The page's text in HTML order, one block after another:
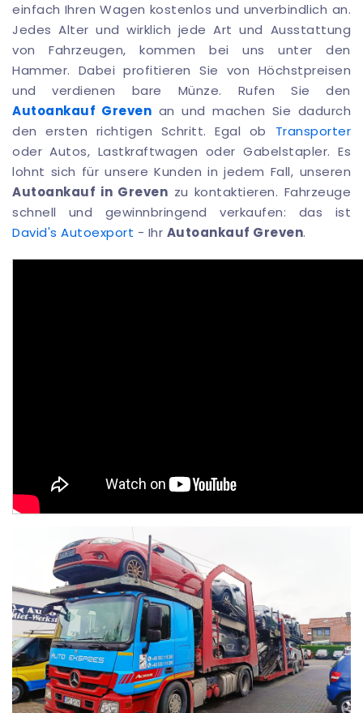
einfach Ihren Wagen kostenlos und unverbindlich an.
Jedes Alter und wirklich jede Art und Ausstattung
von Fahrzeugen, kommen bei uns unter den
Hammer. Dabei profitieren Sie von Höchstpreisen
und verdienen bare Münze. Rufen Sie den
Autoankauf Greven an und machen Sie dadurch
den ersten richtigen Schritt. Egal ob Transporter
oder Autos, Lastkraftwagen oder Gabelstapler. Es
lohnt sich für unsere Kunden in jedem Fall, unseren
Autoankauf in Greven zu kontaktieren. Fahrzeuge
schnell und gewinnbringend verkaufen: das ist
David's Autoexport - Ihr Autoankauf Greven.